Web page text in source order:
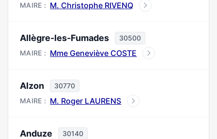
MAIRE : M. Christophe RIVENQ
Allègre-les-Fumades
30500
MAIRE : Mme Geneviève COSTE
Alzon
30770
MAIRE : M. Roger LAURENS
Anduze
30140